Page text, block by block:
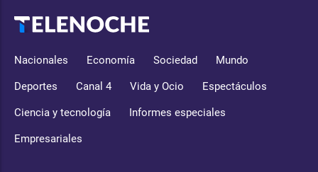
Nacionales Economía Sociedad Mundo
Deportes Canal 4 Vida y Ocio Espectáculos
Ciencia y tecnología Informes especiales
Empresariales